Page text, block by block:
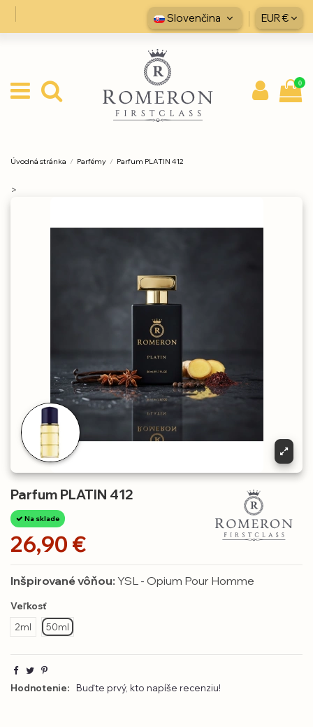
Slovenčina EUR €
0
Úvodná stránka Parfémy Parfum PLATIN 412
>
Parfum PLATIN 412
Na sklade
26,90 €
Inšpirované vôňou: YSL - Opium Pour Homme
Veľkosť
2ml
50ml
Hodnotenie: Buďte prvý, kto napíše recenziu!